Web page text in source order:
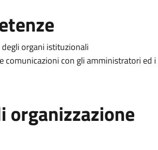
organi istituzionali
comunicazioni con gli amministratori ed
organizzazione